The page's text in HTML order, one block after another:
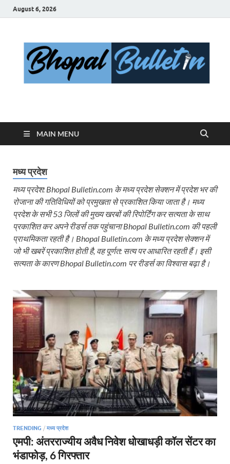
August 6, 2026
Bhopal Bulletin
MAIN MENU
मध्य प्रदेश
मध्य प्रदेश: Bhopal Bulletin.com के मध्य प्रदेश सेक्शन में प्रदेश भर की
रोजाना की गतिविधियों को प्रमुखता से प्रकाशित किया जाता है। मध्य
प्रदेश के सभी 53 जिलों की मुख्य खरबों की रिपोर्टिंग कर सत्यता के साथ
प्रकाशित कर अपने रीडर्स तक पहुंचाना Bhopal Bulletin.com की पहली
प्राथमिकता रहती है। Bhopal Bulletin.com के मध्य प्रदेश सेक्शन में
जो भी खबरें प्रकाशित होती है, वह पूर्णत: सत्य पर आधारित रहती हैं। इसी
सत्यता के कारण Bhopal Bulletin.com पर रीडर्स का विश्वास बढ़ा है।
TRENDING / मध्य प्रदेश
एमपी: अंतरराज्यीय अवैध निवेश धोखाधड़ी कॉल सेंटर का
भंडाफोड़, 6 गिरफ्तार